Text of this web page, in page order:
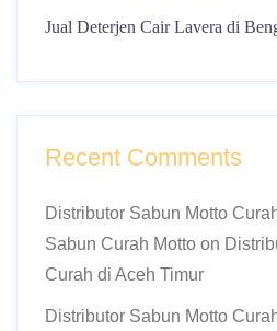
Jual Deterjen Cair Lavera di
Recent Comments
Distributor Sabun Motto
Sabun Curah Motto on
Curah di Aceh Timur
Distributor Sabun Motto